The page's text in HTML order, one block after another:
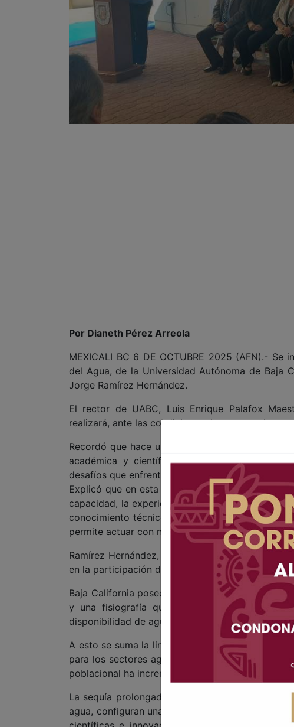
Por Dianeth Pérez Arreola
MEXICALI BC 6 DE OCTUBRE 2025 (AFN).-
del Agua, de la Universidad Autónoma de Baja
Jorge Ramírez Hernández.
El rector de UABC, Luis Enrique Palafox
realizará, ante las condiciones de escasez de
Recordó que hace un año iniciaron los trabajos
académica y científica comprometida con el
desafíos que enfrenta la entidad en materia de
Explicó que en esta universidad se cuenta con
capacidad, la experiencia y el compromiso para
conocimiento técnico y científico, pero también
permite actuar con neutralidad y con objetividad”.
Ramírez Hernández, por su parte, refirió que el
en la participación de la UABC ante las
Baja California posee un clima semidesértico
y una fisiografía que dirige rápidamente los
disponibilidad de agua continental, indicó.
A esto se suma la limitación del agua de la
para los sectores agrícola, industrial y urbano,
poblacional ha incrementado la demanda
La sequía prolongada desde el año 2000, que
agua, configuran una megasequía, apuntó, lo